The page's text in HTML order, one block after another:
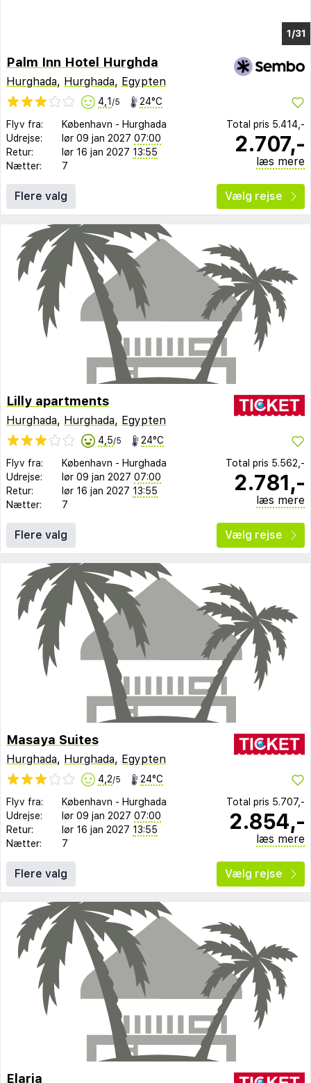
1/24
Palm Inn Hotel Hurghda
Hurghada, Hurghada, Egypten
4,1 /5 24°C
Flyv fra: København - Hurghada
Udrejse:
lør 09 jan 2027 07:00
Retur:
lør 16 jan 2027 13:55
Nætter:
7
Total pris 5.414,-
2.707,-
læs mere
Flere valg Vælg rejse
Lilly apartments
Hurghada, Hurghada, Egypten
4,5/5 24°C
Flyv fra: København - Hurghada
Udrejse:
lør 09 jan 2027 07:00
Retur:
lør 16 jan 2027 13:55
Nætter:
7
Total pris 5.562,-
2.781,-
læs mere
Flere valg Vælg rejse
Masaya Suites
Hurghada, Hurghada, Egypten
4,2/5 24°C
Flyv fra: København - Hurghada
Udrejse:
lør 09 jan 2027 07:00
Retur:
lør 16 jan 2027 13:55
Nætter:
7
Total pris 5.707,-
2.854,-
læs mere
Flere valg Vælg rejse
Elaria